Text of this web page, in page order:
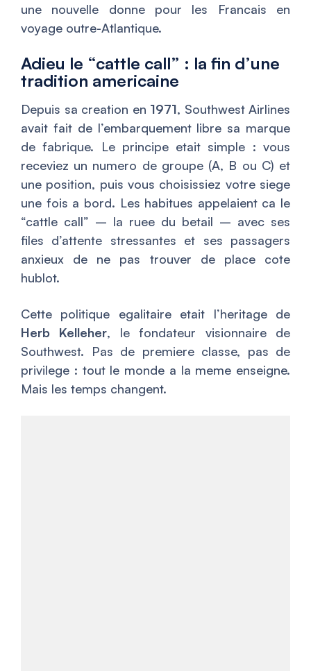
une nouvelle donne pour les Francais en
voyage outre-Atlantique.
Adieu le “cattle call” : la fin d’une
tradition americaine
Depuis sa creation en 1971, Southwest Airlines
avait fait de l’embarquement libre sa marque
de fabrique. Le principe etait simple : vous
receviez un numero de groupe (A, B ou C) et
une position, puis vous choisissiez votre siege
une fois a bord. Les habitues appelaient ca le
“cattle call” – la ruee du betail – avec ses
files d’attente stressantes et ses passagers
anxieux de ne pas trouver de place cote
hublot.
Cette politique egalitaire etait l’heritage de
Herb Kelleher, le fondateur visionnaire de
Southwest. Pas de premiere classe, pas de
privilege : tout le monde a la meme enseigne.
Mais les temps changent.